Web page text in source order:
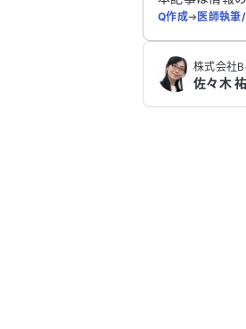
Q作成➔医師執筆
株式会社
佐々木